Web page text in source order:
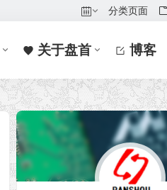
分类页面
关于盘首 博客